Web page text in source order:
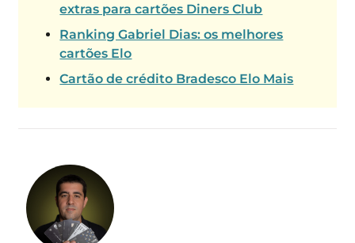
extras para cartões Diners Club
Ranking Gabriel Dias: os melhores
cartões Elo
Cartão de crédito Bradesco Elo Mais